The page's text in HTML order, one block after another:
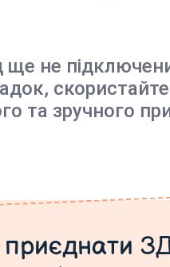
ще не
та зручного